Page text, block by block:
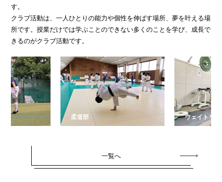
す。
クラブ活動は、一人ひとりの能力や個性を伸ばす場所、夢を叶える場
所です。授業だけでは学ぶことのできない多くのことを学び、成長で
きるのがクラブ活動です。
柔道部 ウェイトリフ
一覧へ